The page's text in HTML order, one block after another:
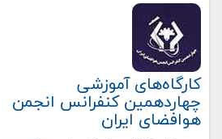
کارگاه‌های آموزشی
چهاردهمین کنفرانس انجمن
هوافضای ایران